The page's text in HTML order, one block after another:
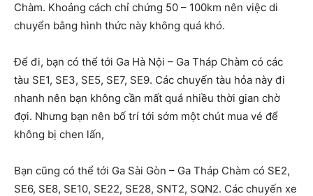
Chàm. Khoảng cách chỉ chứng 50 – 100km nên việc di
chuyển bằng hình thức này không quá khó.
Để đi, bạn có thể tới Ga Hà Nội – Ga Tháp Chàm có các
tàu SE1, SE3, SE5, SE7, SE9. Các chuyến tàu hỏa này đi
nhanh nên bạn không cần mất quá nhiều thời gian chờ
đợi. Nhưng bạn nên bố trí tới sớm một chút mua vé để
không bị chen lấn,
Bạn cũng có thể tới Ga Sài Gòn – Ga Tháp Chàm có SE2,
SE6, SE8, SE10, SE22, SE28, SNT2, SQN2. Các chuyến xe